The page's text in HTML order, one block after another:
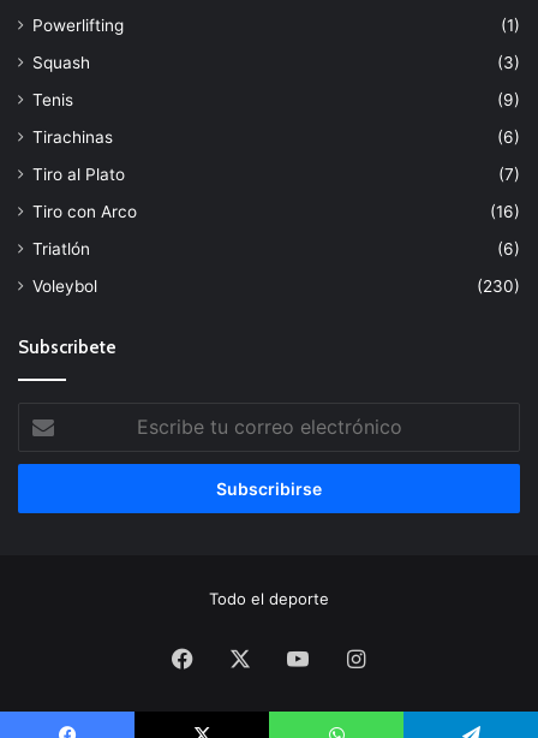
Powerlifting
(1)
Squash
(3)
Tenis
(9)
Tirachinas
(6)
Tiro al Plato
(7)
Tiro con Arco
(16)
Triatlón
(6)
Voleybol
(230)
Subscribete
Escribe
tu
correo
Todo el deporte
Facebook YouTubeInstagram